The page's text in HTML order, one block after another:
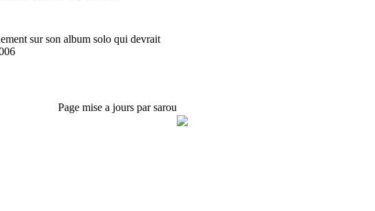
sur son album solo qui devrait
Page mise a jours par sarou